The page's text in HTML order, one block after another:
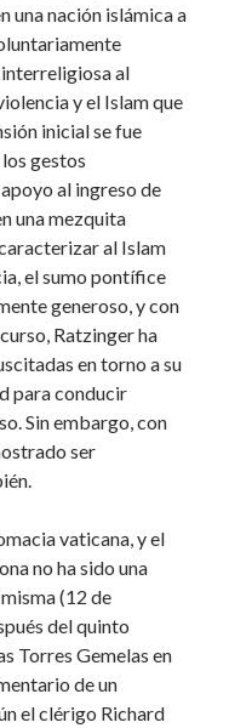
una nación islámica a
al
y el Islam que
inicial se fue
gestos
al ingreso de
una mezquita
al Islam
el sumo pontífice
generoso, y con
Ratzinger ha
en torno a su
para conducir
Sin embargo, con
ser
vaticana, y el
no ha sido una
(12 de
del quinto
Torres Gemelas en
de un
el clérigo Richard